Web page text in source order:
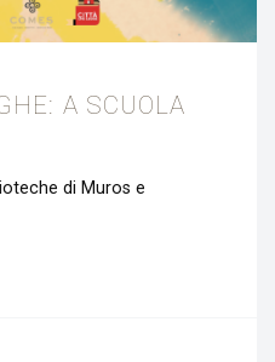
A SCUOLA
di Muros e